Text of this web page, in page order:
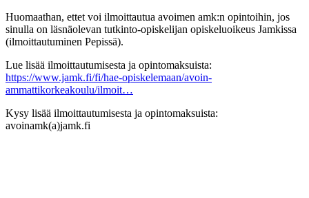
Huomaathan, ettet voi ilmoittautua avoimen amk:n opintoihin, jos
sinulla on läsnäolevan tutkinto-opiskelijan opiskeluoikeus Jamkissa
(ilmoittautuminen Pepissä).
Lue lisää ilmoittautumisesta ja opintomaksuista:
https://www.jamk.fi/fi/hae-opiskelemaan/avoin-
ammattikorkeakoulu/ilmoit…
Kysy lisää ilmoittautumisesta ja opintomaksuista:
avoinamk(a)jamk.fi